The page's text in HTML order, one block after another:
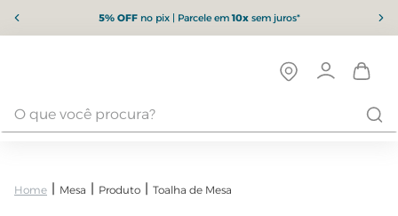
5% OFFno pix | Parcele em10xsem juros*
Mesa Produto Toalha de Mesa